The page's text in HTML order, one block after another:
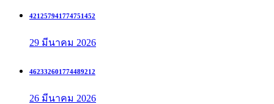
421257941774751452
29 มีนาคม 2026
462332601774489212
26 มีนาคม 2026